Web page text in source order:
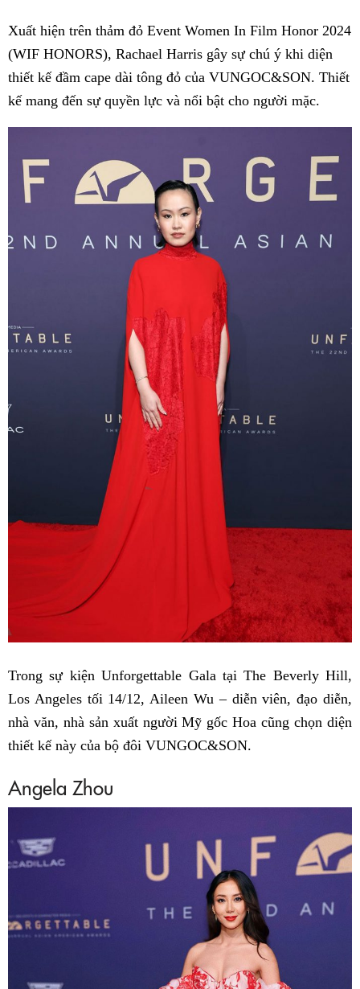
Xuất hiện trên thảm đỏ Event Women In Film Honor 2024
(WIF HONORS), Rachael Harris gây sự chú ý khi diện
thiết kế đầm cape dài tông đỏ của VUNGOC&SON. Thiết
kế mang đến sự quyền lực và nổi bật cho người mặc.
Trong sự kiện Unforgettable Gala tại The Beverly Hill,
Los Angeles tối 14/12, Aileen Wu – diễn viên, đạo diễn,
nhà văn, nhà sản xuất người Mỹ gốc Hoa cũng chọn diện
thiết kế này của bộ đôi VUNGOC&SON.
Angela Zhou